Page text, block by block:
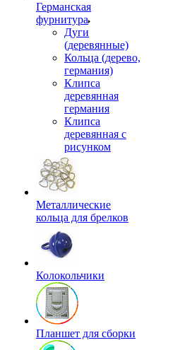
Германская
фурнитура
Дуги
(деревянные)
Кольца (дерево,
германия)
Клипса
деревянная
германия
Клипса
деревянная с
рисунком
Металлические
кольца для брелков
Колокольчики
Планшет для сборки